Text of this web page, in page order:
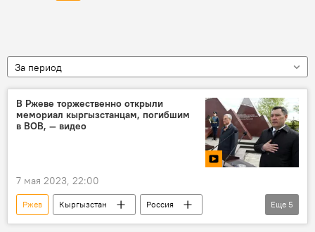
За период
В Ржеве торжественно открыли
мемориал кыргызстанцам, погибшим
в ВОВ, — видео
7 мая 2023, 22:00
Ржев Кыргызстан
Россия
мемориал
Великая Отечественная война
Еще 5